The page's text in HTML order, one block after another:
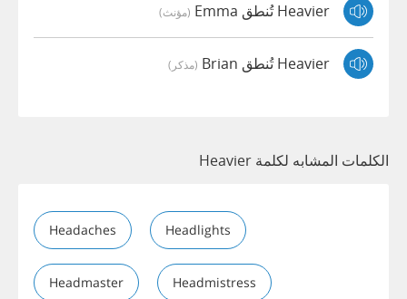
Heavier تُنطق Emma (مؤنث)
Heavier تُنطق Brian (مذكر)
الكلمات المشابه لكلمة Heavier
Headaches Headlights
Headmaster Headmistress